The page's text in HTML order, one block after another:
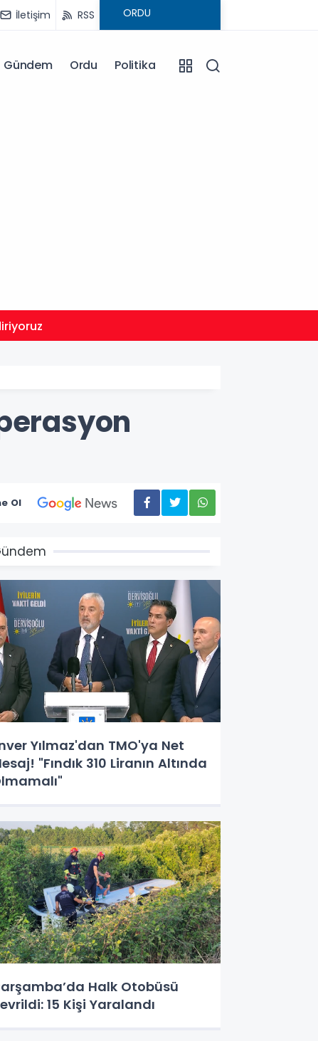
İletişim RSS
Gündem Ordu Politika
Ol
Yılmaz'dan TMO'ya Net
"Fındık 310 Liranın Altında
Halk Otobüsü
15 Kişi Yaralandı